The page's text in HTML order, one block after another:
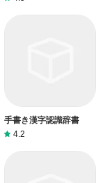
手書き漢字認識辞書
4.2